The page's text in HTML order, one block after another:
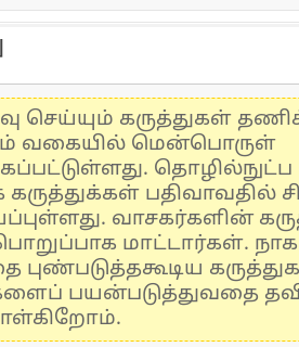
செய்யும் கருத்துகள்
வகையில் மென்பொருள்
பதிவாவதில்
வாசகர்களின்
மாட்டார்கள்.
புண்படுத்தகூடிய
பயன்படுத்துவதை